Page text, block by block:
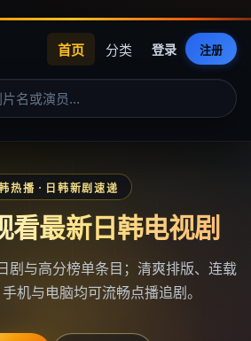
首页 分类 登录 注册
热播 · 日韩新剧速递
看最新日韩电视剧
剧与高分榜单条目；清爽排版、连载
机与电脑均可流畅点播追剧。